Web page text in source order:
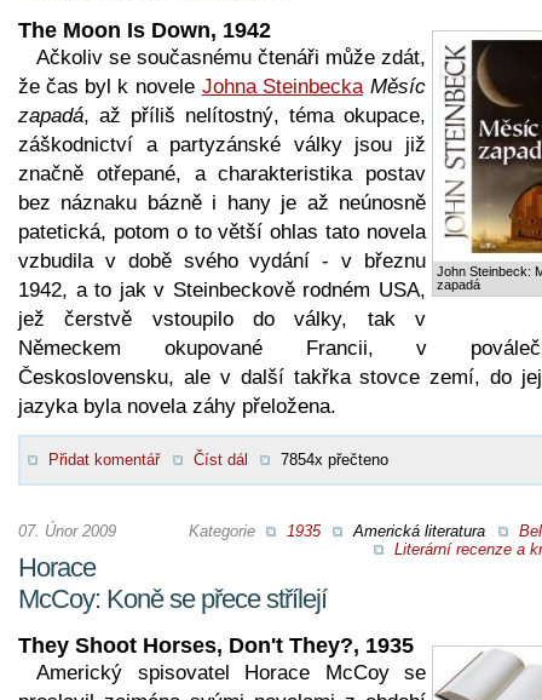
John Steinbeck:
zapadá
The Moon Is Down, 1942
Ačkoliv se současnému čtenáři může zdát,
že čas byl k novele Johna Steinbecka Měsíc
zapadá, až příliš nelítostný, téma okupace,
záškodnictví a partyzánské války jsou již
značně otřepané, a charakteristika postav
bez náznaku bázně i hany je až neúnosně
patetická, potom o to větší ohlas tato novela
vzbudila v době svého vydání - v březnu
1942, a to jak v Steinbeckově rodném USA,
jež čerstvě vstoupilo do války, tak v
Německem okupované Francii, v
Československu, ale v další takřka stovce zemí, do
jazyka byla novela záhy přeložena.
Přidat komentář Číst dál 7854x přečteno
Kategorie 1935 Americká literatura
Literární recenze a
07. Únor 2009
Horace
McCoy: Koně se přece střílejí
They Shoot Horses, Don't They?, 1935
Americký spisovatel Horace McCoy se